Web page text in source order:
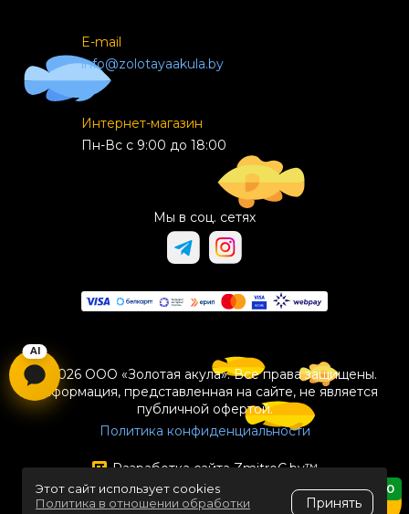
E-mail
info@zolotayaakula.by
Интернет-магазин
Пн-Вс с 9:00 до 18:00
Мы в соц. сетях
© 2026 ООО «Золотая акула». Все права защищены.
Информация, представленная на сайте, не является
публичной офертой.
Политика конфиденциальности
Разработка сайтаZmitroC.by™
0
Этот сайт использует cookies
Политика в отношении обработки
Принять